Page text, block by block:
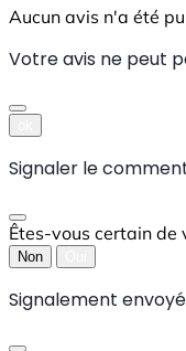
Aucun avis n'a été
Votre avis ne peut
Signaler le
Êtes-vous certain de
Non
Signalement envoyé